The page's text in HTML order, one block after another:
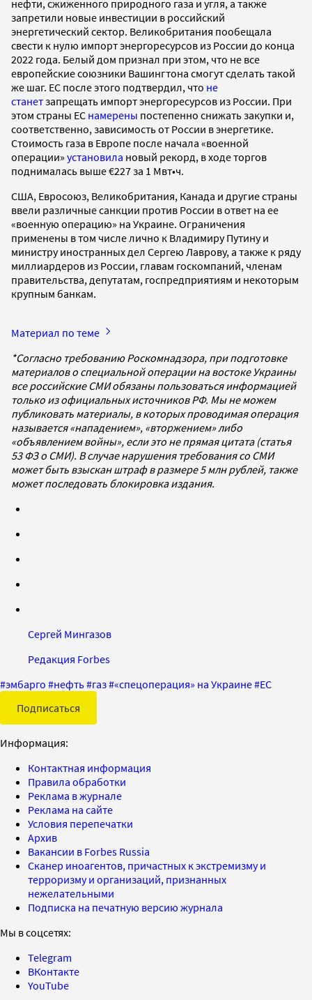
нефти, сжиженного природного газа и угля, а также
запретили новые инвестиции в российский
энергетический сектор. Великобритания пообещала
свести к нулю импорт энергоресурсов из России до конца
2022 года. Белый дом признал при этом, что не все
европейские союзники Вашингтона смогут сделать такой
же шаг. ЕС после этого подтвердил, что не
станетзапрещать импорт энергоресурсов из России. При
этом страны ЕС намерены постепенно снижать закупки и,
соответственно, зависимость от России в энергетике.
Стоимость газа в Европе после начала «военной
операции» установила новый рекорд, в ходе торгов
поднималась выше €227 за 1 Мвт•ч.
США, Евросоюз, Великобритания, Канада и другие страны
ввели различные санкции против России в ответ на ее
«военную операцию» на Украине. Ограничения
применены в том числе лично к Владимиру Путину и
министру иностранных дел Сергею Лаврову, а также к ряду
миллиардеров из России, главам госкомпаний, членам
правительства, депутатам, госпредприятиям и некоторым
крупным банкам.
Материал по теме
*Согласно требованию Роскомнадзора, при подготовке
материалов о специальной операции на востоке Украины
все российские СМИ обязаны пользоваться информацией
только из официальных источников РФ. Мы не можем
публиковать материалы, в которых проводимая операция
называется «нападением», «вторжением» либо
«объявлением войны», если это не прямая цитата (статья
53 ФЗ о СМИ). В случае нарушения требования со СМИ
может быть взыскан штраф в размере 5 млн рублей, также
может последовать блокировка издания.
Сергей Мингазов
Редакция Forbes
#эмбарго #нефть#газ#«спецоперация» на Украине#ЕС
Подписаться
Информация:
Контактная информация
Правила обработки
Реклама в журнале
Реклама на сайте
Условия перепечатки
Архив
Вакансии в Forbes Russia
Сканер иноагентов, причастных к экстремизму и
терроризму и организаций, признанных
нежелательными
Подписка на печатную версию журнала
Мы в соцсетях:
Telegram
ВКонтакте
YouTube